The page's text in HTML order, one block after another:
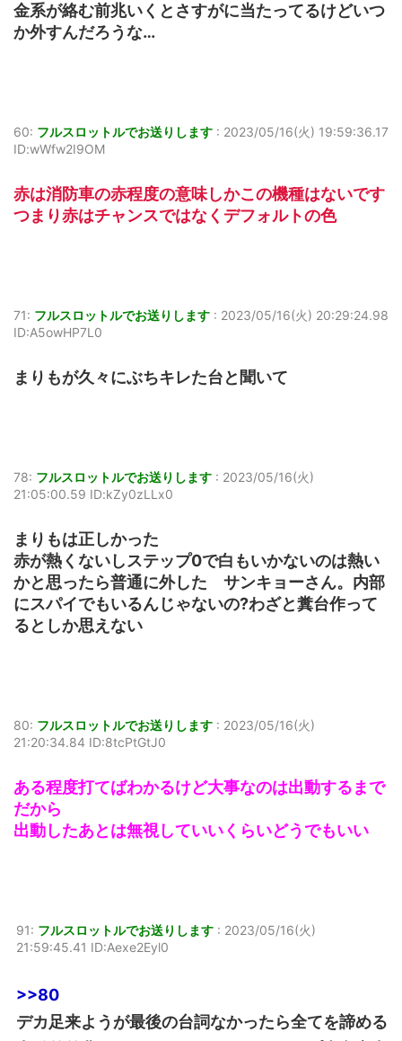
金系が絡む前兆いくとさすがに当たってるけどいつ
か外すんだろうな…
60: フルスロットルでお送りします : 2023/05/16(火) 19:59:36.17
ID:wWfw2I9OM
赤は消防車の赤程度の意味しかこの機種はないです
つまり赤はチャンスではなくデフォルトの色
71: フルスロットルでお送りします : 2023/05/16(火) 20:29:24.98
ID:A5owHP7L0
まりもが久々にぶちキレた台と聞いて
78: フルスロットルでお送りします : 2023/05/16(火)
21:05:00.59 ID:kZy0zLLx0
まりもは正しかった
赤が熱くないしステップ0で白もいかないのは熱い
かと思ったら普通に外した サンキョーさん。内部
にスパイでもいるんじゃないの?わざと糞台作って
るとしか思えない
80: フルスロットルでお送りします : 2023/05/16(火)
21:20:34.84 ID:8tcPtGtJ0
ある程度打てばわかるけど大事なのは出動するまで
だから
出動したあとは無視していいくらいどうでもいい
91: フルスロットルでお送りします : 2023/05/16(火)
21:59:45.41 ID:Aexe2Eyl0
>>80
デカ足来ようが最後の台詞なかったら全てを諦める